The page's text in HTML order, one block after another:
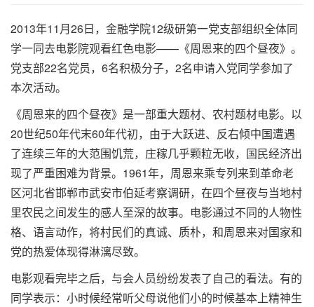
2013年11月26日，金融学院12级研第一党支部组织全体同
学一同去电影院观看红色电影——《周恩来的四个昼夜》。
党支部22名党员，6名积极分子，2名申请入党同学参加了
本次活动。
《周恩来的四个昼夜》是一部重大题材、农村题材电影。以
20世纪50年代末60年代初，由于大跃进、反右倾中国遭遇
了连续三年的大范围饥荒，庄稼几乎颗粒无收，国民经济出
现了严重困难为背景。1961年，周恩来乘专列来到革命老
区河北省邯郸市武安市伯延考察调研，在四个昼夜与当地村
里农民之间发生的感人至深的故事。电影通过不同的人物性
格、语言动作，将村民们的真诚、质朴，和周恩来对国家和
党的热爱体现得淋漓尽致。
电影观看完毕之后，与会人员纷纷发表了自己的看法。有的
同学表示：小时候经常听父母说他们小的时候基本上精神生